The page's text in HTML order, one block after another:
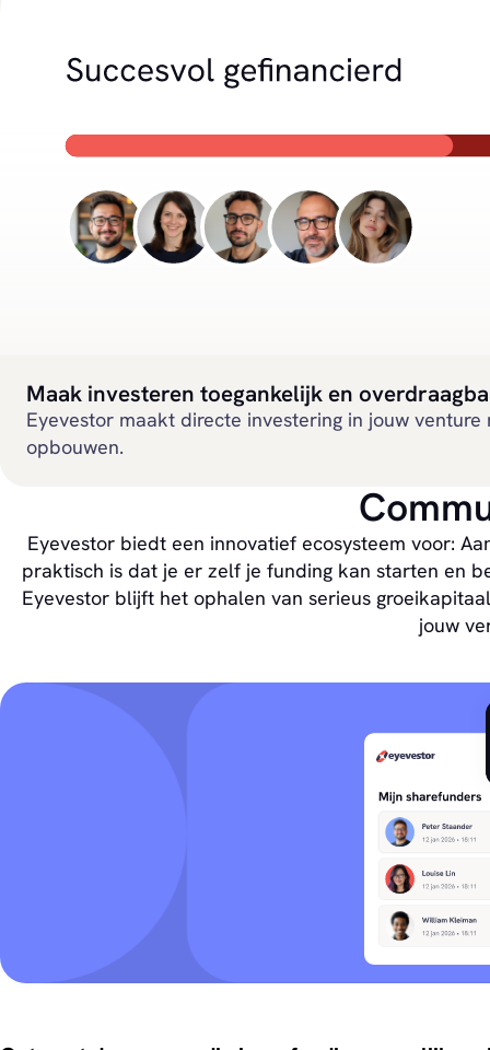
Maak investeren toegankelijk en
Eyevestor maakt directe investering in jouw
opbouwen.
Eyevestor biedt een innovatief ecosysteem voor:
praktisch is dat je er zelf je funding kan starten en
Eyevestor blijft het ophalen van serieus
jouw